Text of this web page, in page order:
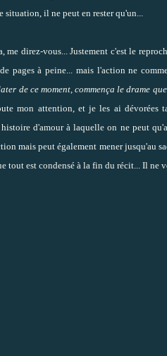
il ne peut en rester qu'un...
direz-vous... Justement c'est le
pages à peine... mais l'action ne
de ce moment, commença le drame
mon attention, et je les ai
d'amour à laquelle on ne peut
mais peut également mener jusqu'au
tout est condensé à la fin du récit... Il ne